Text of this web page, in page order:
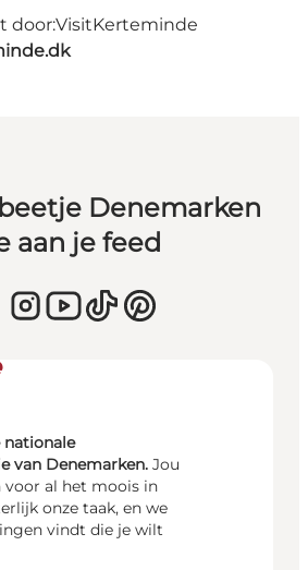
door:VisitKerteminde
Denemarken
aan je feed
nationale
van Denemarken. Jou
al het moois in
onze taak, en we
vindt die je wilt